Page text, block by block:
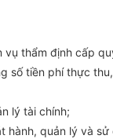
thẩm định cấp
tiền phí thực
lý tài chính;
quản lý và